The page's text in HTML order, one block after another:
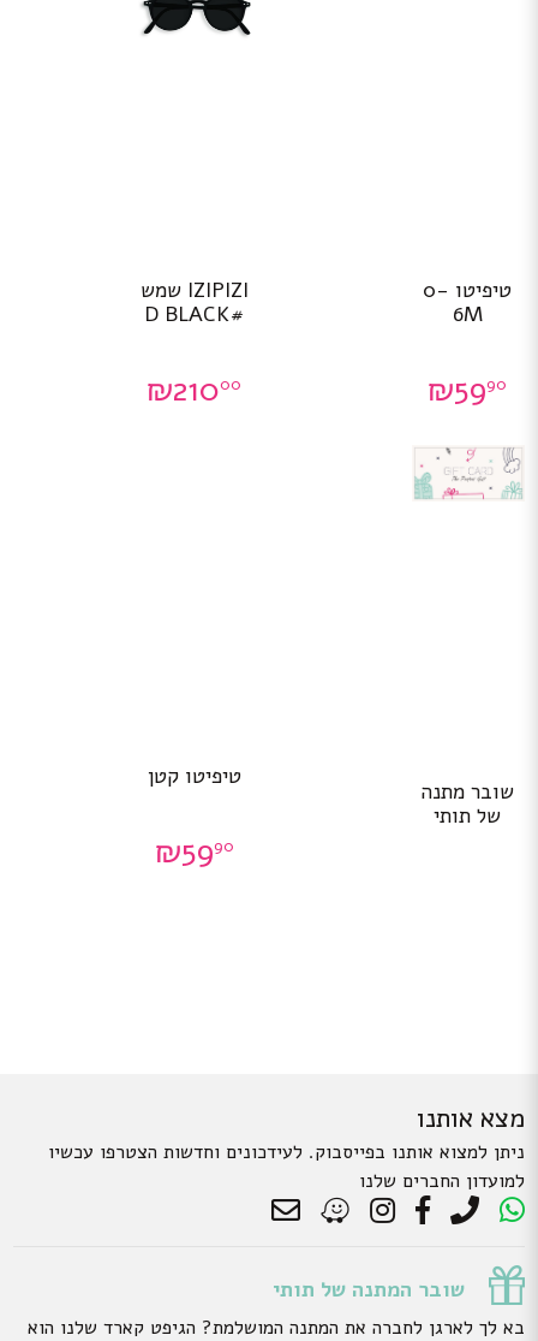
טיפיטו 0-
6M
₪5990
IZIPIZI שמש
#D BLACK
₪21000
שובר מתנה
של תותי
טיפיטו קטן
₪5990
מצא אותנו
ניתן למצוא אותנו בפייסבוק. לעידכונים וחדשות הצטרפו עכשיו
למועדון החברים שלנו
שובר המתנה של תותי
בא לך לארגן לחברה את המתנה המושלמת? הגיפט קארד שלנו הוא